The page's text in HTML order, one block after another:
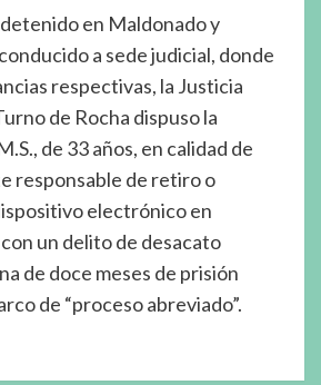
en Maldonado y
a sede judicial, donde
respectivas, la Justicia
de Rocha dispuso la
de 33 años, en calidad de
responsable de retiro o
electrónico en
un delito de desacato
de doce meses de prisión
de “proceso abreviado”.